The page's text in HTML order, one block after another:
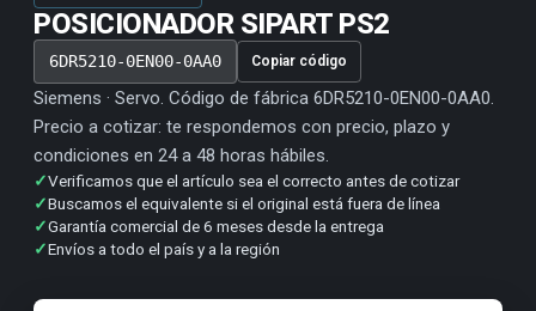
POSICIONADOR SIPART PS2
6DR5210-0EN00-0AA0 Copiar código
Siemens · Servo. Código de fábrica 6DR5210-0EN00-0AA0.
Precio a cotizar: te respondemos con precio, plazo y
condiciones en 24 a 48 horas hábiles.
✓Verificamos que el artículo sea el correcto antes de cotizar
✓Buscamos el equivalente si el original está fuera de línea
✓Garantía comercial de 6 meses desde la entrega
✓Envíos a todo el país y a la región